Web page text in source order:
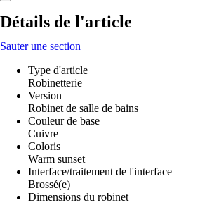
Détails de l'article
Sauter une section
Type d'article
Robinetterie
Version
Robinet de salle de bains
Couleur de base
Cuivre
Coloris
Warm sunset
Interface/traitement de l'interface
Brossé(e)
Dimensions du robinet